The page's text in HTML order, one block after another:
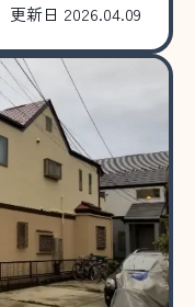
更新日 2026.04.09